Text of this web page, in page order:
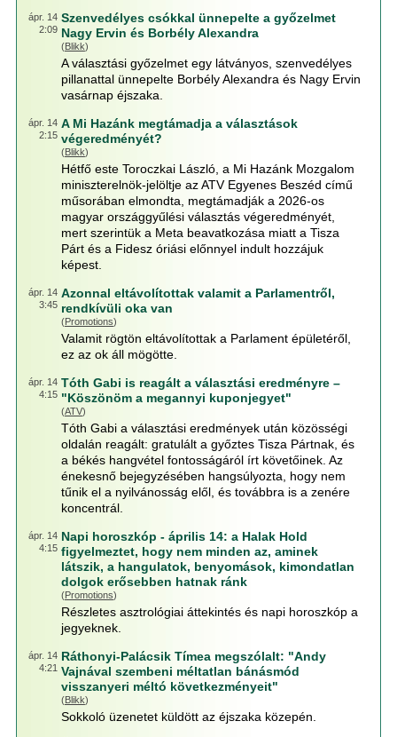
ápr. 14
2:09
Szenvedélyes csókkal ünnepelte a győzelmet
Nagy Ervin és Borbély Alexandra
(Blikk)
A választási győzelmet egy látványos, szenvedélyes
pillanattal ünnepelte Borbély Alexandra és Nagy Ervin
vasárnap éjszaka.
ápr. 14
2:15
A Mi Hazánk megtámadja a választások
végeredményét?
(Blikk)
Hétfő este Toroczkai László, a Mi Hazánk Mozgalom
miniszterelnök-jelöltje az ATV Egyenes Beszéd című
műsorában elmondta, megtámadják a 2026-os
magyar országgyűlési választás végeredményét,
mert szerintük a Meta beavatkozása miatt a Tisza
Párt és a Fidesz óriási előnnyel indult hozzájuk
képest.
ápr. 14
3:45
Azonnal eltávolítottak valamit a Parlamentről,
rendkívüli oka van
(Promotions)
Valamit rögtön eltávolítottak a Parlament épületéről,
ez az ok áll mögötte.
ápr. 14
4:15
Tóth Gabi is reagált a választási eredményre –
"Köszönöm a megannyi kuponjegyet"
(ATV)
Tóth Gabi a választási eredmények után közösségi
oldalán reagált: gratulált a győztes Tisza Pártnak, és
a békés hangvétel fontosságáról írt követőinek. Az
énekesnő bejegyzésében hangsúlyozta, hogy nem
tűnik el a nyilvánosság elől, és továbbra is a zenére
koncentrál.
ápr. 14
4:15
Napi horoszkóp - április 14: a Halak Hold
figyelmeztet, hogy nem minden az, aminek
látszik, a hangulatok, benyomások, kimondatlan
dolgok erősebben hatnak ránk
(Promotions)
Részletes asztrológiai áttekintés és napi horoszkóp a
jegyeknek.
ápr. 14
4:21
Ráthonyi-Palácsik Tímea megszólalt: "Andy
Vajnával szembeni méltatlan bánásmód
visszanyeri méltó következményeit"
(Blikk)
Sokkoló üzenetet küldött az éjszaka közepén.